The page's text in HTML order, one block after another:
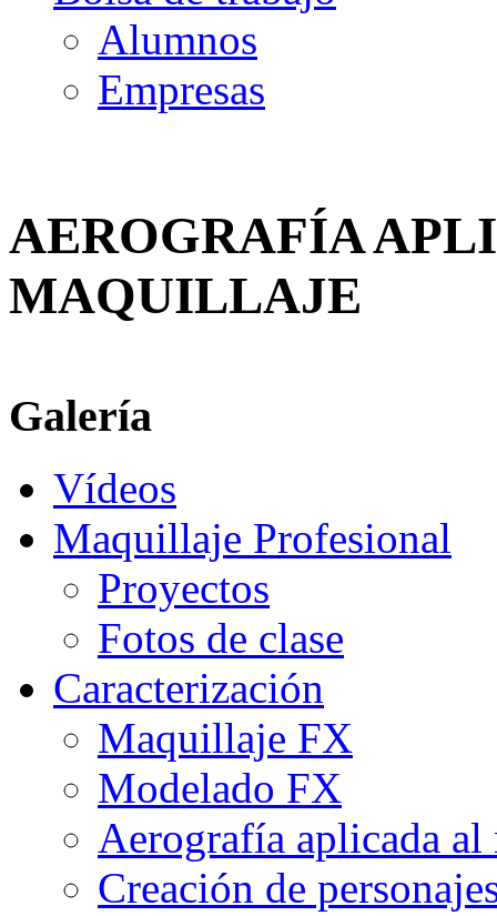
Alumnos
Empresas
AEROGRAFÍA
MAQUILLAJE
Galería
Vídeos
Maquillaje Profesional
Proyectos
Fotos de clase
Caracterización
Maquillaje FX
Modelado FX
Aerografía aplicada
Creación de